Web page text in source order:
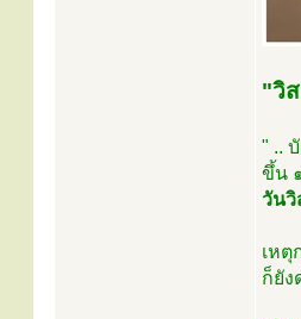
"วิ
" ..
ขึ้น
วัน
เห
ก็ยัง